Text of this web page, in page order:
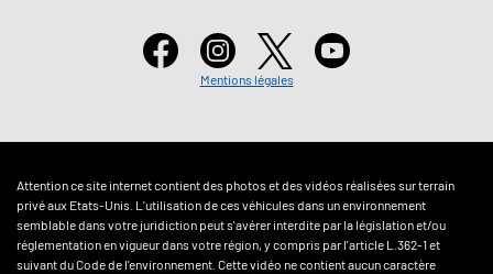
Mentions légales
Attention ce site internet contient des photos et des vidéos réalisées sur terrain
privé aux Etats-Unis. L'utilisation de ces véhicules dans un environnement
semblable dans votre juridiction peut s'avérer interdite par la législation et/ou
réglementation en vigueur dans votre région, y compris par l'article L.362-1 et
suivant du Code de l'environnement. Cette vidéo ne contient aucun caractère